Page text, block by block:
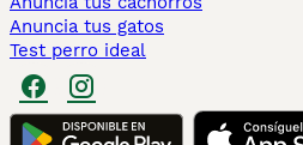
Anuncia tus gatos
Test perro ideal